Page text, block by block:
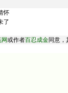
怀
了
或作者百忍成金同意